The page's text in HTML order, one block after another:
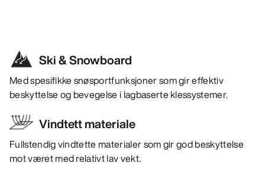
Ski & Snowboard
Med spesifikke snøsportfunksjoner som gir effektiv
beskyttelse og bevegelse i lagbaserte klessystemer.
Vindtett materiale
Fullstendig vindtette materialer som gir god beskyttelse
mot været med relativt lav vekt.